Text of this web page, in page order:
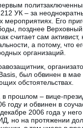
212 УК – за
мероприятиях. Его
позднее
считает сам активист,
а потому, что
организаций.
был обвинен в мае
обстоятельствах.
в прошлом – вице-
году и обвинен в
2006 года у
но на протяжении